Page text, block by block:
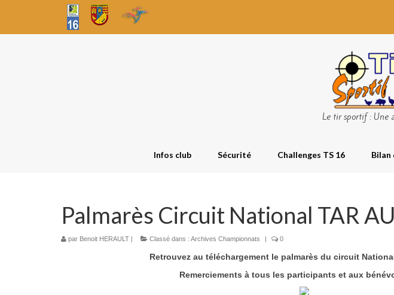
Le tir sportif : Une
Infos club Sécurité Challenges TS 16 Bilan
Palmarès Circuit National TAR
par Benoit HERAULT | Classé dans : Archives Championnats | 0
Retrouvez au téléchargement le palmarès du circuit
Remerciements à tous les participants et aux